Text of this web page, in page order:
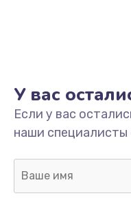
У вас
Если у вас
наши специалисты